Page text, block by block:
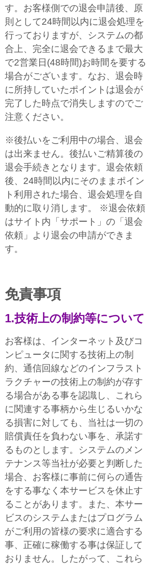
す。お客様側での退会申請後、原
則として24時間以内に退会処理を
行っておりますが、システムの都
合上、完全に退会できるまで最大
で2営業日(48時間)お時間を要する
場合がございます。なお、退会時
に所持していたポイントは退会が
完了した時点で消失しますのでご
注意ください。
※後払いをご利用中の場合、退会
は出来ません。後払いご精算後の
退会手続きとなります。退会依頼
後、24時間以内にそのままポイン
ト利用された場合、退会処理を自
動的に取り消します。 ※退会依頼
はサイト内「サポート」の「退会
依頼」より退会の申請ができま
す。
免責事項
1.技術上の制約等について
お客様は、インターネット及びコ
ンピュータに関する技術上の制
約、通信回線などのインフラスト
ラクチャーの技術上の制約が存す
る場合がある事を認識し、これら
に関連する事柄から生じるいかな
る損害に対しても、当社は一切の
賠償責任を負わない事を、承諾す
るものとします。システムのメン
テナンス等当社が必要と判断した
場合、お客様に事前に何らの通告
をする事なく本サービスを休止す
ることがあります。また、本サー
ビスのシステムまたはプログラム
がご利用の皆様の要求に適合する
事、正確に稼働する事は保証して
おりません。したがって、これら